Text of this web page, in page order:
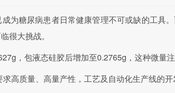
为糖尿病患者日常健康管理不可或缺的工具
很大挑战。
，包液态硅胶后增加至0.2765g，这种微量
高质量、高量产性，工艺及自动化生产线的开